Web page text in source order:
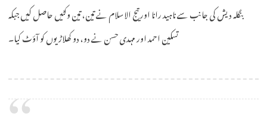
بنگلہ دیش کی جانب سے ناہید رانا اور تیج الاسلام نے تین، تین وکٹیں حاصل کیں جبکہ
تسکین احمد اور مہدی حسن نے دو، دو کھلاڑیوں کو آؤٹ کیا۔